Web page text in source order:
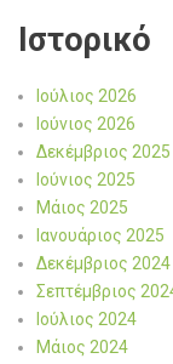
Ιστορικό
Ιούλιος 2026
Ιούνιος 2026
Δεκέμβριος 2025
Ιούνιος 2025
Μάιος 2025
Ιανουάριος 2025
Δεκέμβριος 2024
Σεπτέμβριος
Ιούλιος 2024
Μάιος 2024